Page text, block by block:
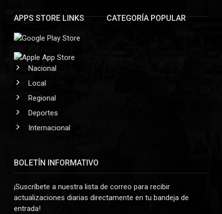
APPS STORE LINKS CATEGORÍA POPULAR
Nacional
Local
Regional
Deportes
Internacional
BOLETÍN INFORMATIVO
¡Suscríbete a nuestra lista de correo para recibir
actualizaciones diarias directamente en tu bandeja de
entrada!